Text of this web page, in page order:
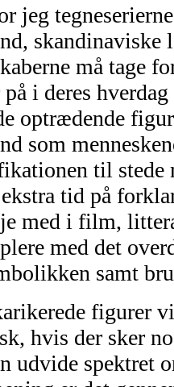
jeg
skandinaviske
må tage
på i deres
optrædende
som
til stede
tid på
med i film,
med det
samt
figurer
hvis der sker
udvide spektret